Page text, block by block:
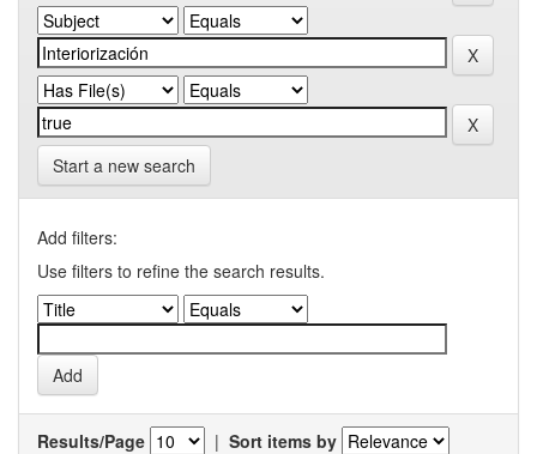
Start a new search
Add filters:
Use filters to refine the search results.
Results/Page | Sort items by